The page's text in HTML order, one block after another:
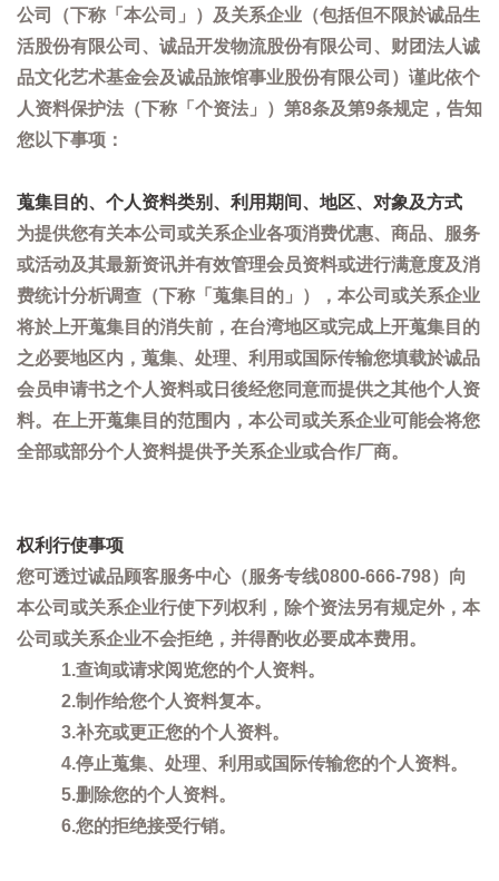
公司（下称「本公司」）及关系企业（包括但不限於诚品生
活股份有限公司、诚品开发物流股份有限公司、财团法人诚
品文化艺术基金会及诚品旅馆事业股份有限公司）谨此依个
人资料保护法（下称「个资法」）第8条及第9条规定，告知
您以下事项：
蒐集目的、个人资料类别、利用期间、地区、对象及方式
为提供您有关本公司或关系企业各项消费优惠、商品、服务
或活动及其最新资讯并有效管理会员资料或进行满意度及消
费统计分析调查（下称「蒐集目的」），本公司或关系企业
将於上开蒐集目的消失前，在台湾地区或完成上开蒐集目的
之必要地区内，蒐集、处理、利用或国际传输您填载於诚品
会员申请书之个人资料或日後经您同意而提供之其他个人资
料。在上开蒐集目的范围内，本公司或关系企业可能会将您
全部或部分个人资料提供予关系企业或合作厂商。
权利行使事项
您可透过诚品顾客服务中心（服务专线0800-666-798）向
本公司或关系企业行使下列权利，除个资法另有规定外，本
公司或关系企业不会拒绝，并得酌收必要成本费用。
1.查询或请求阅览您的个人资料。
2.制作给您个人资料复本。
3.补充或更正您的个人资料。
4.停止蒐集、处理、利用或国际传输您的个人资料。
5.删除您的个人资料。
6.您的拒绝接受行销。